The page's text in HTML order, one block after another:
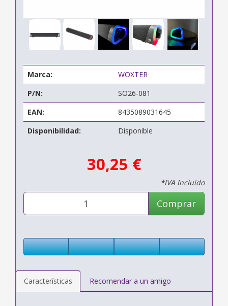
Marca:
WOXTER
P/N:
SO26-081
EAN:
8435089031645
Disponibilidad:
Disponible
30,25 €
*IVA Incluido
Comprar
Características Recomendar a un amigo